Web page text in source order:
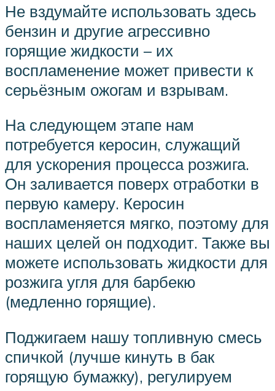
Не вздумайте использовать здесь
бензин и другие агрессивно
горящие жидкости – их
воспламенение может привести к
серьёзным ожогам и взрывам.
На следующем этапе нам
потребуется керосин, служащий
для ускорения процесса розжига.
Он заливается поверх отработки в
первую камеру. Керосин
воспламеняется мягко, поэтому для
наших целей он подходит. Также вы
можете использовать жидкости для
розжига угля для барбекю
(медленно горящие).
Поджигаем нашу топливную смесь
спичкой (лучше кинуть в бак
горящую бумажку), регулируем